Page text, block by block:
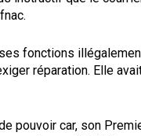
fonctions
réparation. Elle
pouvoir car, son